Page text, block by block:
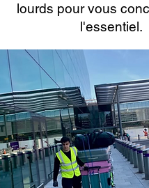
lourds pour vous
l'essentiel.